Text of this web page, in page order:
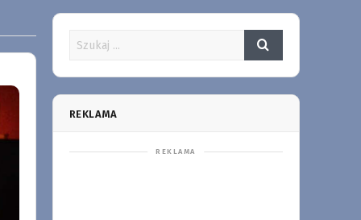
REKLAMA